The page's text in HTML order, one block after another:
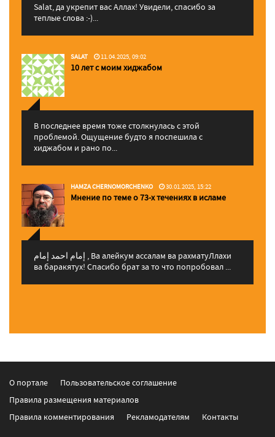
Salat, да укрепит вас Аллаx! Увидели, спасибо за
теплые слова :-)...
SALAT 11.04.2025, 09:02
10 лет с моим хиджабом
В последнее время тоже столкнулась с этой
проблемой. Ощущение будто я поспешила с
хиджабом и рано по...
HAMZA CHERNOMORCHENKO 30.01.2025, 15:22
Мнение по теме о 73-х течениях в исламе
إمام احمد إمام , Ва алейкум ассалам ва рахматуЛлахи
ва баракятух! Спасибо брат за то что попробовал ...
О портале
Пользовательское соглашение
Правила размещения материалов
Правила комментирования
Рекламодателям Контакты